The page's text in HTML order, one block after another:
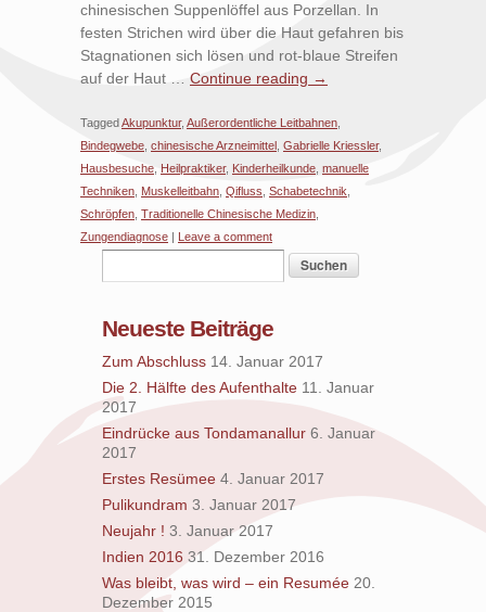
chinesischen Suppenlöffel aus Porzellan. In
festen Strichen wird über die Haut gefahren bis
Stagnationen sich lösen und rot-blaue Streifen
auf der Haut … Continue reading →
TaggedAkupunktur, Außerordentliche Leitbahnen
Bindegwebe chinesische Arzneimittel Gabrielle Kriessler,
Hausbesuche Heilpraktiker, Kinderheilkunde manuelle
Techniken Muskelleitbahn Qifluss Schabetechnik
Schröpfen Traditionelle Chinesische Medizin
Zungendiagnose | Leave a comment
Neueste Beiträge
Zum Abschluss 14. Januar 2017
Die 2. Hälfte des Aufenthalte 11. Januar
2017
Eindrücke aus Tondamanallur 6. Januar
2017
Erstes Resümee 4. Januar 2017
Pulikundram 3. Januar 2017
Neujahr ! 3. Januar 2017
Indien 2016 31. Dezember 2016
Was bleibt, was wird – ein Resumée 20.
Dezember 2015